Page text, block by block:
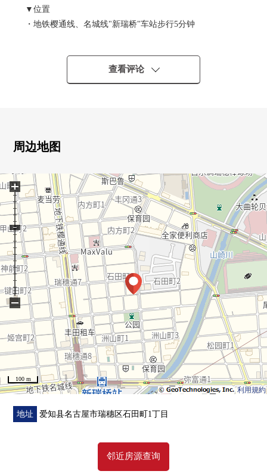
▼位置
・地铁樱通线、名城线"新瑞桥"车站步行5分钟
▼Mansion的特徴
・保护舒适的生活的防盗门的
・宠物饲养可(有饲养细则)
・容易把打扫换成的全室木地板式样
▼设备
・一边烹调，一边会话能享用的开放式厨房
・也便于雨天的洗衣的浴室换气干燥机的
▼翻新内容(2026年3月实施)
[交换]厨房，浴室，厕所，热水供应器，配电板，门口收纳
[换新]墙、天花板Cross
[其他]地板/遮音性L45供水热水供应再加热管道的铺设更
新，完成，层瓷砖完成
▼周边环境
・MAXVALU瑞穗通店约230m(步行3分钟)
・丰冈小学约470m(步行6分钟)
■ 在找想要的家方面给予帮助的━━━━━・・・
房源的详细、需讨论是如有意向，请跟我们联系。
查看评论
周边地图
利用規約
100 m
+
−
地址 爱知县名古屋市瑞穗区石田町1丁目
邻近房源查询